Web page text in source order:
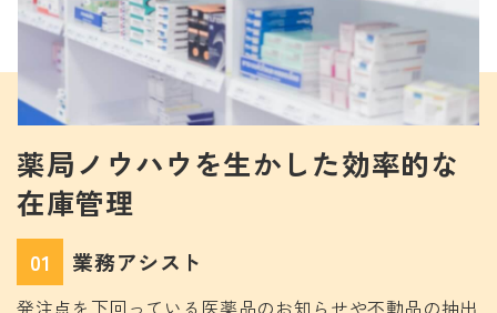
薬局ノウハウを生かした効率的な
在庫管理
01 業務アシスト